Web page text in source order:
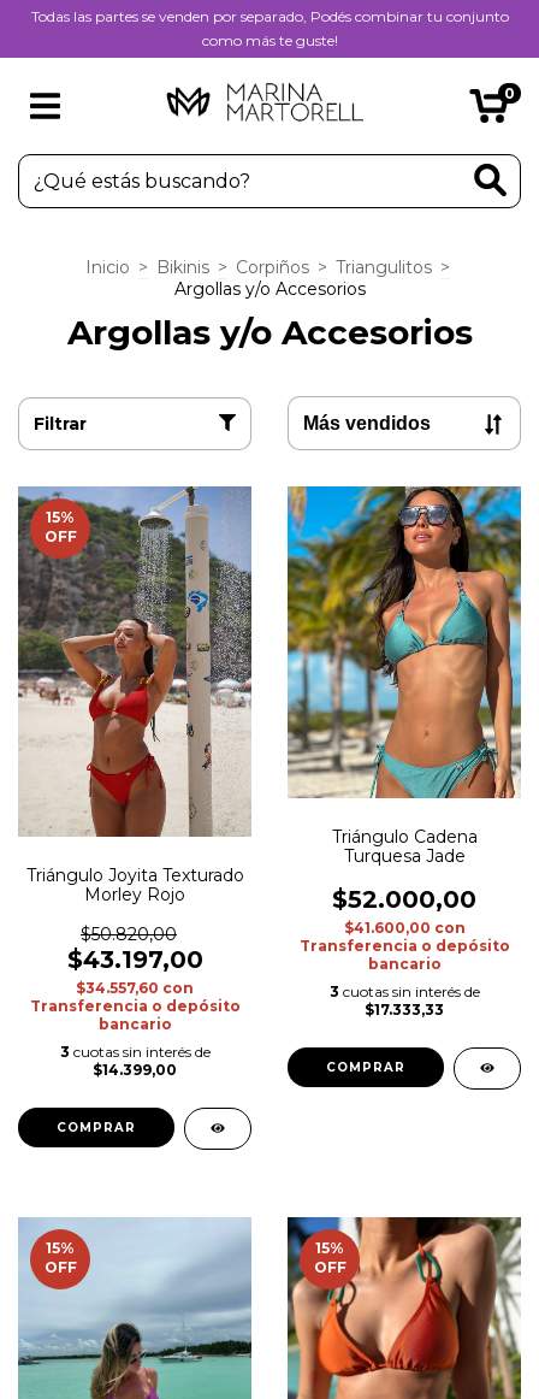
Todas las partes se venden por separado, Podés combinar tu conjunto
como más te guste!
0
Inicio > Bikinis > Corpiños > Triangulitos >
Argollas y/o Accesorios
Argollas y/o Accesorios
Filtrar
15%
OFF
Triángulo Joyita Texturado
Morley Rojo
$50.820,00
$43.197,00
$34.557,60 con
Transferencia o depósito
bancario
3 cuotas sin interés de
$14.399,00
COMPRAR
Triángulo Cadena
Turquesa Jade
$52.000,00
$41.600,00 con
Transferencia o depósito
bancario
3 cuotas sin interés de
$17.333,33
COMPRAR
15%
OFF
15%
OFF